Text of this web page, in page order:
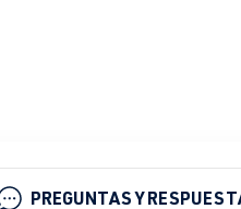
PREGUNTAS Y